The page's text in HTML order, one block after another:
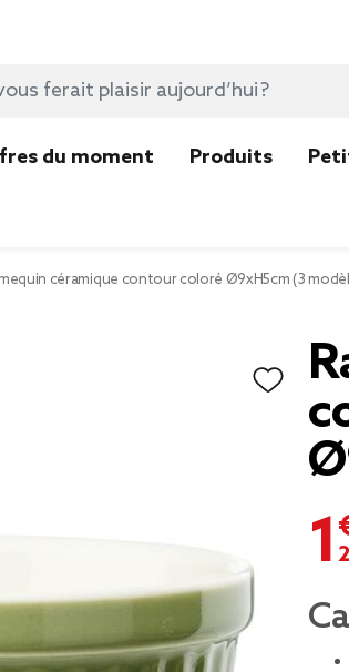
du moment Produits
céramique contour coloré Ø9xH5cm (3
1,29